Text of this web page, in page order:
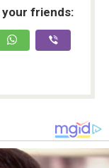
your friends: